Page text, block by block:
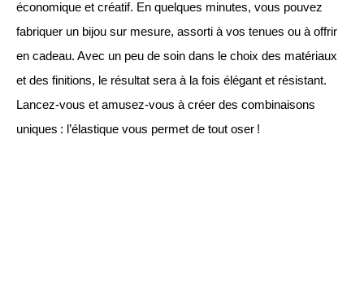
économique et créatif. En quelques minutes, vous pouvez
fabriquer un bijou sur mesure, assorti à vos tenues ou à offrir
en cadeau. Avec un peu de soin dans le choix des matériaux
et des finitions, le résultat sera à la fois élégant et résistant.
Lancez-vous et amusez-vous à créer des combinaisons
uniques : l’élastique vous permet de tout oser !